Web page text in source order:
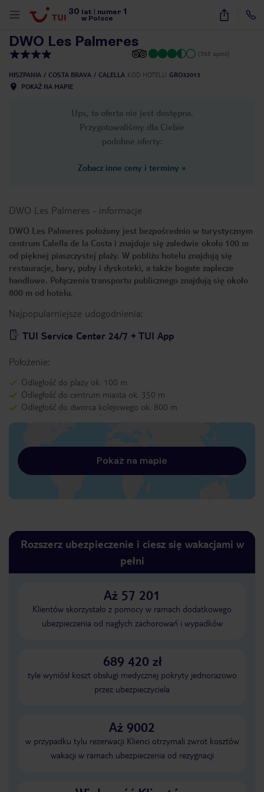
30 lat numer 1
w Polsce
23
DWO Les Palmeres
(365 opinii)
HISZPANIA COSTA BRAVA CALELLA KOD HOTELU GRO32013
POKAŻ NA MAPIE
Ups, ta oferta nie jest dostępna.
Przygotowaliśmy dla Ciebie
podobne oferty:
Zobacz inne ceny i terminy »
DWO Les Palmeres - informacje
DWO Les Palmeres położony jest bezpośrednio w turystycznym
centrum Calella de la Costa i znajduje się zaledwie około 100 m
od pięknej piaszczystej plaży. W pobliżu hotelu znajdują się
restauracje, bary, puby i dyskoteki, a także bogate zaplecze
handlowe. Połączenia transportu publicznego znajdują się około
800 m od hotelu.
Najpopularniejsze udogodnienia:
TUI Service Center 24/7 + TUI App
Położenie:
Odległość do plaży ok. 100 m
Odległość do centrum miasta ok. 350 m
Odległość do dworca kolejowego ok. 800 m
Pokaż na mapie
Rozszerz ubezpieczenie i ciesz się wakacjami w
pełni
Aż 57 201
Klientów skorzystało z pomocy w ramach dodatkowego
ubezpieczenia od nagłych zachorowań i wypadków
689 420 zł
tyle wyniósł koszt obsługi medycznej pokryty jednorazowo
przez ubezpieczyciela
Aż 9002
w przypadku tylu rezerwacji Klienci otrzymali zwrot kosztów
wakacji w ramach ubezpieczenia od rezygnacji